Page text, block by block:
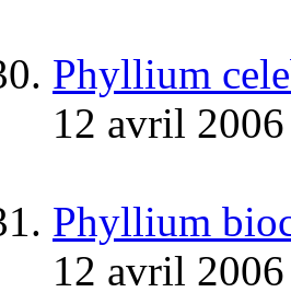
Phyllium
12 avril 2006
Phyllium
12 avril 2006